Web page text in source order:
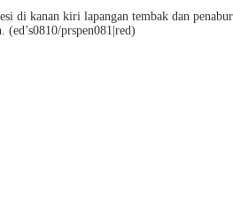
di kanan kiri lapangan tembak dan
prspen081|red)